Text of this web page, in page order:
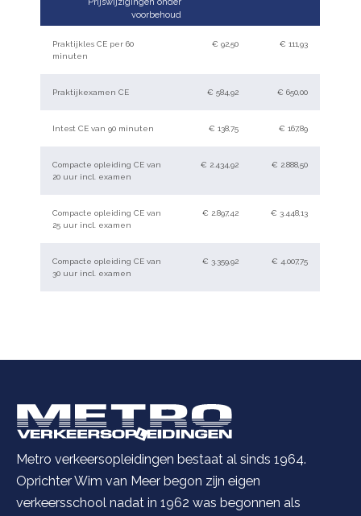
Praktijkles CE per 60
minuten
€ 92,50 € 111,93
Praktijkexamen CE € 584,92 € 650,00
Intest CE van 90 minuten € 138,75 € 167,89
Compacte opleiding CE van
20 uur incl. examen
€ 2.434,92 € 2.888,50
Compacte opleiding CE van
25 uur incl. examen
€ 2.897,42 € 3.448,13
Compacte opleiding CE van
30 uur incl. examen
€ 3.359,92 € 4.007,75
Metro verkeersopleidingen bestaat al sinds 1964.
Oprichter Wim van Meer begon zijn eigen
verkeersschool nadat in 1962 was begonnen als